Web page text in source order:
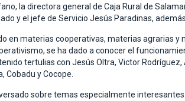
la directora general de Caja Rural de
y el jefe de Servicio Jesús Paradinas,
en materias cooperativas, materias agrarias
se ha dado a conocer el
tertulias con Jesús Oltra, Victor
Cobadu y Cocope.
sobre temas especialmente